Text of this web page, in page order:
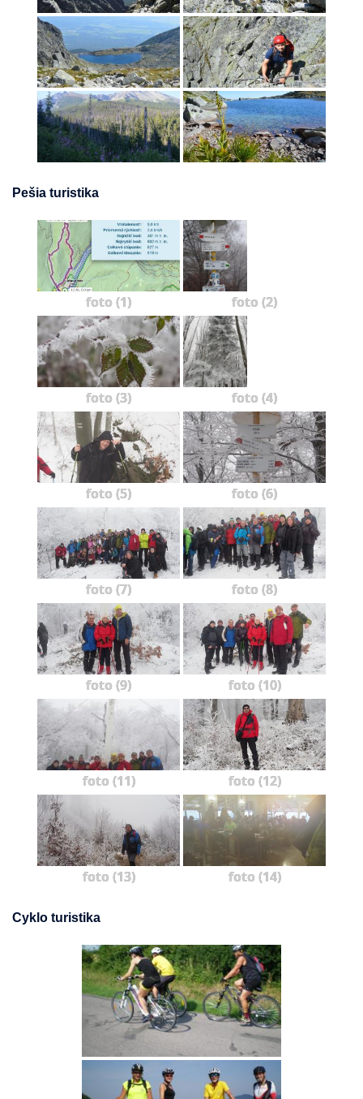
Pešia turistika
foto (1) foto (2)
foto (3) foto (4)
foto (5) foto (6)
foto (7) foto (8)
foto (9) foto (10)
foto (11) foto (12)
foto (13) foto (14)
Cyklo turistika